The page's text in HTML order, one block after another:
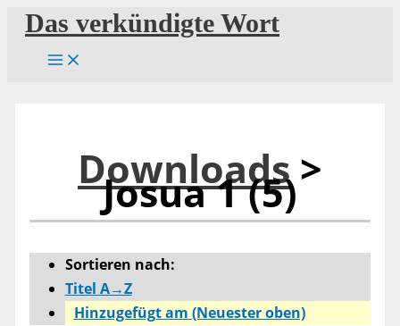
Zum
Inhalt
springen
Das verkündigte Wort
Downloads>
Josua 1 (5)
Sortieren nach:
Titel A→Z
Hinzugefügt am (Neuester oben)